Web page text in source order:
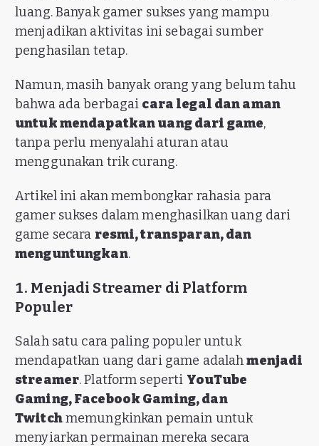
luang. Banyak gamer sukses yang mampu
menjadikan aktivitas ini sebagai sumber
penghasilan tetap.
Namun, masih banyak orang yang belum tahu
bahwa ada berbagai cara legal dan aman
untuk mendapatkan uang dari game,
tanpa perlu menyalahi aturan atau
menggunakan trik curang.
Artikel ini akan membongkar rahasia para
gamer sukses dalam menghasilkan uang dari
game secara resmi, transparan, dan
menguntungkan.
1. Menjadi Streamer di Platform
Populer
Salah satu cara paling populer untuk
mendapatkan uang dari game adalahmenjadi
streamer. Platform seperti YouTube
Gaming, Facebook Gaming, dan
Twitchmemungkinkan pemain untuk
menyiarkan permainan mereka secara